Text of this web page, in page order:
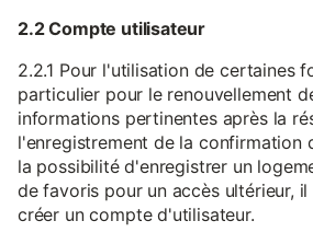
2.2 Compte utilisateur
2.2.1 Pour l'utilisation de certaines
particulier pour le renouvellement
informations pertinentes après la
l'enregistrement de la confirmation
la possibilité d'enregistrer un
de favoris pour un accès ultérieur,
créer un compte d'utilisateur.